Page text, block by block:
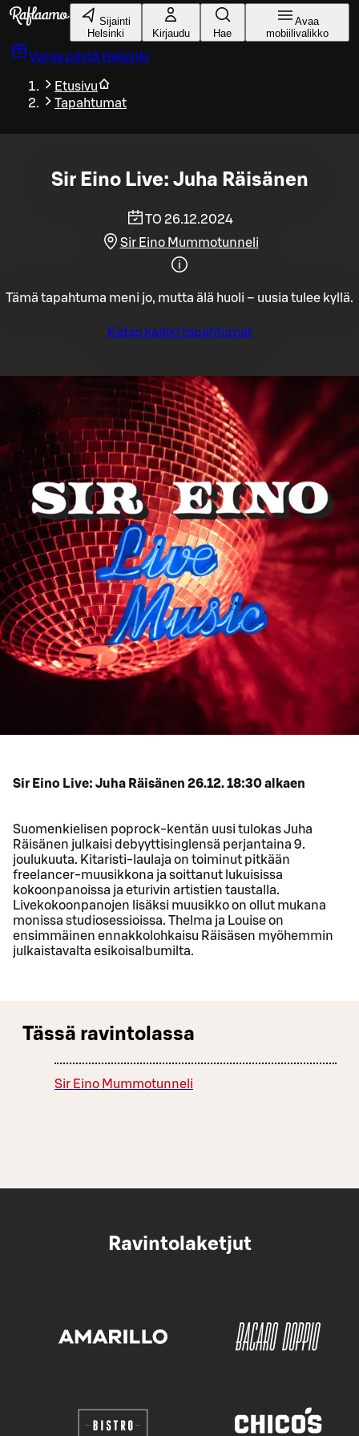
Siirry pääsisältöön
Sijainti
Helsinki
Kirjaudu Hae
Avaa
mobiilivalikko
Varaa pöytä Helsinki
Etusivu
Tapahtumat
Sir Eino Live: Juha Räisänen
TO 26.12.2024
Sir Eino Mummotunneli
Tämä tapahtuma meni jo, mutta älä huoli – uusia tulee kyllä.
Katso kaikki tapahtumat
Sir Eino Live: Juha Räisänen 26.12. 18:30 alkaen
Suomenkielisen poprock-kentän uusi tulokas Juha
Räisänen julkaisi debyyttisinglensä perjantaina 9.
joulukuuta. Kitaristi-laulaja on toiminut pitkään
freelancer-muusikkona ja soittanut lukuisissa
kokoonpanoissa ja eturivin artistien taustalla.
Livekokoonpanojen lisäksi muusikko on ollut mukana
monissa studiosessioissa. Thelma ja Louise on
ensimmäinen ennakkolohkaisu Räisäsen myöhemmin
julkaistavalta esikoisalbumilta.
Tässä ravintolassa
Sir Eino Mummotunneli
Ravintolaketjut